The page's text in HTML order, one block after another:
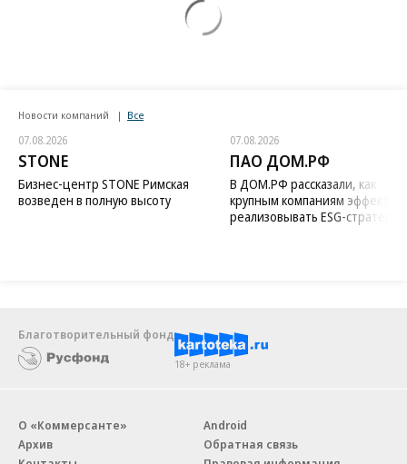
Новости компаний Все
07.08.2026
STONE
Бизнес-центр STONE Римская
возведен в полную высоту
07.08.2026
ПАО ДОМ.РФ
В ДОМ.РФ рассказали, как
крупным компаниям
реализовывать ESG-стратегию
Благотворительный фонд
18+ реклама
О «Коммерсанте»
Архив
Android
Обратная связь